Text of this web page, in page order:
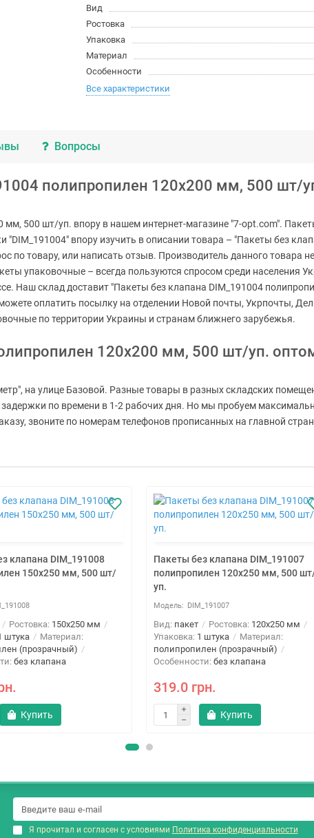
Вид
Ростовка
Упаковка
Материал
Особенности
Все характеристики
Вопросы
полипропилен 120x200 мм, 500 шт/
500 шт/уп. впору в нашем интернет-магазине "7-opt.com".
"DIM_191004" впору изучить в описании товара – "Пакеты без
товару, или написать отзыв. Производитель данного товара
упаковочные – всегда пользуются спросом среди населения
Наш склад доставит "Пакеты без клапана DIM_191004
оплатить посылку на отделении Новой почты, Укрпочты,
по территории Украины и странам ближнего зарубежья.
120x200 мм, 500 шт/уп.
на улице Базовой. Разные товары в разных складских
по времени в 1-2 рабочих дня. Но мы пробуем
звоните по номерам телефонов прописанных на главной
клапана DIM_191008
150x250 мм, 500 шт/
Ростовка: 150x250 мм
штука
Материал:
(прозрачный)
без клапана
Купить
Пакеты без клапана DIM_191007
полипропилен 120x250 мм, 500
уп.
DIM_191007
Вид: пакет Ростовка: 120x250 мм
Упаковка: 1 штука
Материал:
полипропилен (прозрачный)
Особенности: без клапана
319.0 грн.
Купить
Я прочитал и согласен с условиями Политика конфиденциальности